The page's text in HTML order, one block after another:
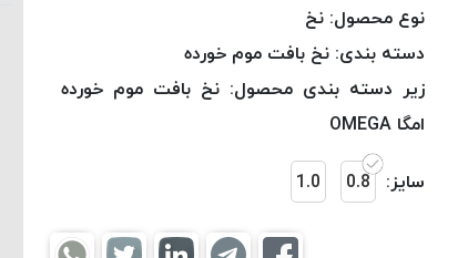
نوع محصول: نخ
دسته بندی: نخ بافت موم خورده
زیر دسته بندی محصول: نخ بافت موم خورده
امگا OMEGA
سایز: 0.8
1.0